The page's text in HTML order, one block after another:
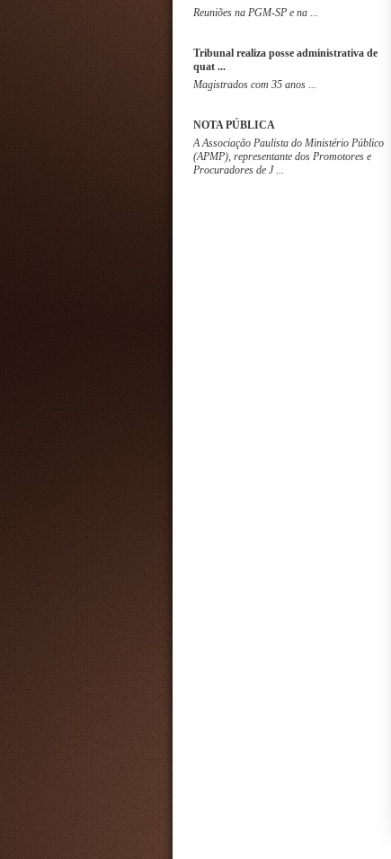
Reuniões na PGM-SP e na ...
Tribunal realiza posse administrativa de
quat ...
Magistrados com 35 anos ...
NOTA PÚBLICA
A Associação Paulista do Ministério Público
(APMP), representante dos Promotores e
Procuradores de J ...